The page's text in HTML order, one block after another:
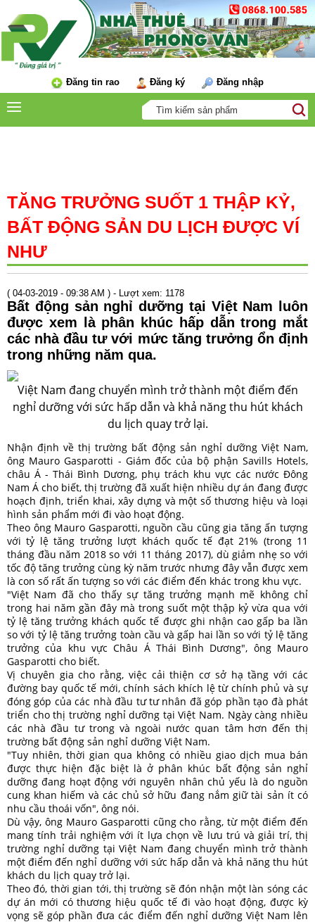
Đăng tin rao Đăng ký Đăng nhập
TĂNG TRƯỞNG SUỐT 1 THẬP KỶ,
BẤT ĐỘNG SẢN DU LỊCH ĐƯỢC VÍ
NHƯ
( 04-03-2019 - 09:38 AM ) - Lượt xem: 1178
Bất động sản nghỉ dưỡng tại Việt Nam luôn
được xem là phân khúc hấp dẫn trong mắt
các nhà đầu tư với mức tăng trưởng ổn định
trong những năm qua.
Việt Nam đang chuyển mình trở thành một điểm đến
nghỉ dưỡng với sức hấp dẫn và khả năng thu hút khách
du lịch quay trở lại.
Nhận định về thị trường bất động sản nghỉ dưỡng Việt Nam,
ông Mauro Gasparotti - Giám đốc của bộ phận Savills Hotels,
châu Á - Thái Bình Dương, phụ trách khu vực các nước Đông
Nam Á cho biết, thị trường đã xuất hiện nhiều dự án đang được
hoạch định, triển khai, xây dựng và một số thương hiệu và loại
hình sản phẩm mới đi vào hoạt động.
Theo ông Mauro Gasparotti, nguồn cầu cũng gia tăng ấn tượng
với tỷ lệ tăng trưởng lượt khách quốc tế đạt 21% (trong 11
tháng đầu năm 2018 so với 11 tháng 2017), dù giảm nhẹ so với
tốc độ tăng trưởng cùng kỳ năm trước nhưng đây vẫn được xem
là con số rất ấn tượng so với các điểm đến khác trong khu vực.
"Việt Nam đã cho thấy sự tăng trưởng mạnh mẽ không chỉ
trong hai năm gần đây mà trong suốt một thập kỷ vừa qua với
tỷ lệ tăng trưởng khách quốc tế được ghi nhận cao gấp ba lần
so với tỷ lệ tăng trưởng toàn cầu và gấp hai lần so với tỷ lệ tăng
trưởng của khu vực Châu Á Thái Bình Dương", ông Mauro
Gasparotti cho biết.
Vị chuyên gia cho rằng, việc cải thiện cơ sở hạ tầng với các
đường bay quốc tế mới, chính sách khích lệ từ chính phủ và sự
đóng góp của các nhà đầu tư tư nhân đã góp phần tạo đà phát
triển cho thị trường nghỉ dưỡng tại Việt Nam. Ngày càng nhiều
các nhà đầu tư trong và ngoài nước quan tâm hơn đến thị
trường bất động sản nghỉ dưỡng Việt Nam.
"Tuy nhiên, thời gian qua không có nhiều giao dịch mua bán
được thực hiện đặc biệt là ở phân khúc bất động sản nghỉ
dưỡng đang hoạt động với nguyên nhân chủ yếu là do nguồn
cung khan hiếm và các chủ sở hữu đang nắm giữ tài sản ít có
nhu cầu thoái vốn", ông nói.
Dù vậy, ông Mauro Gasparotti cũng cho rằng, từ một điểm đến
mang tính trải nghiệm với ít lựa chọn về lưu trú và giải trí, thị
trường nghỉ dưỡng tại Việt Nam đang chuyển mình trở thành
một điểm đến nghỉ dưỡng với sức hấp dẫn và khả năng thu hút
khách du lịch quay trở lại.
Theo đó, thời gian tới, thị trường sẽ đón nhận một làn sóng các
dự án mới có thương hiệu quốc tế đi vào hoạt động, được kỳ
vọng sẽ góp phần đưa các điểm đến nghỉ dưỡng Việt Nam lên